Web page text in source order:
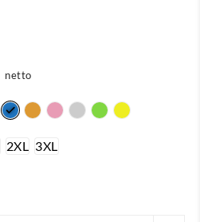
k
netto
2XL 3XL